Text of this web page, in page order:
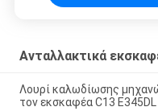
Ανταλλακτικά
Λουρί καλωδίωσης
τον εκσκαφέα C13 E345DL